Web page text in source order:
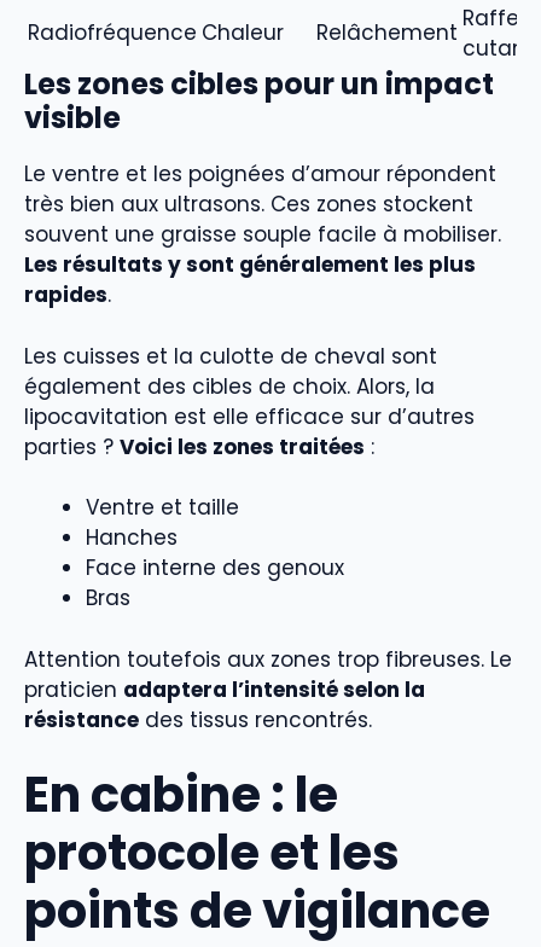
Radiofréquence Chaleur Relâchement
cutané
Les zones cibles pour un impact
visible
Le ventre et les poignées d’amour répondent
très bien aux ultrasons. Ces zones stockent
souvent une graisse souple facile à mobiliser.
Les résultats y sont généralement les plus
rapides.
Les cuisses et la culotte de cheval sont
également des cibles de choix. Alors, la
lipocavitation est elle efficace sur d’autres
parties ? Voici les zones traitées :
Ventre et taille
Hanches
Face interne des genoux
Bras
Attention toutefois aux zones trop fibreuses. Le
praticien adaptera l’intensité selon la
résistance des tissus rencontrés.
En cabine : le
protocole et les
points de vigilance